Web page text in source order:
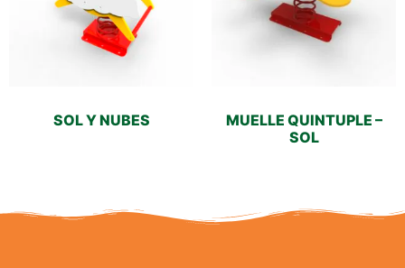
SOL Y NUBES
MUELLE QUINTUPLE –
SOL